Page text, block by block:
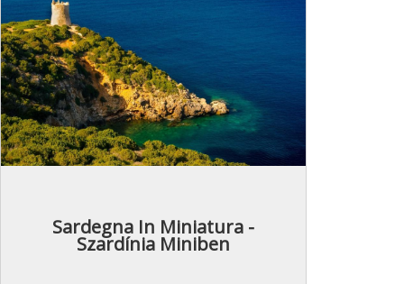
Sardegna In Miniatura -
Szardínia Miniben